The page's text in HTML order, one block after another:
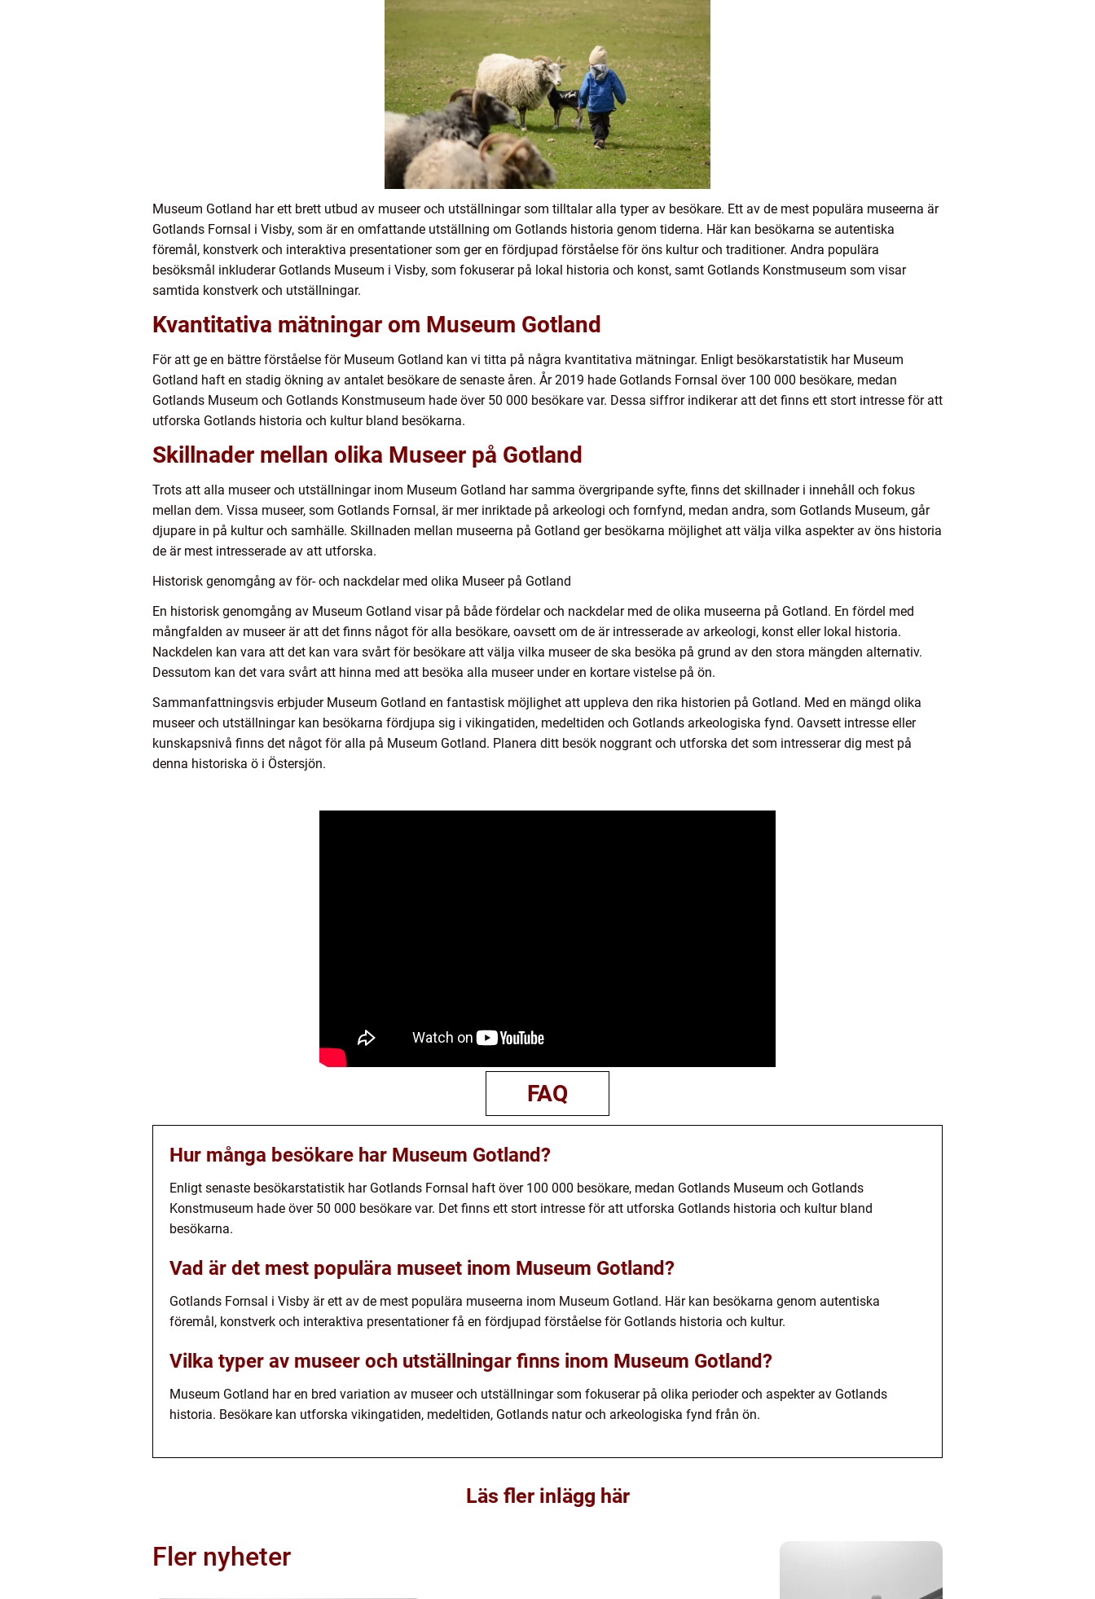
Museum Gotland har ett brett utbud av museer och utställningar som tilltalar alla typer av besökare. Ett av de mest populära museerna är
Gotlands Fornsal i Visby, som är en omfattande utställning om Gotlands historia genom tiderna. Här kan besökarna se autentiska
föremål, konstverk och interaktiva presentationer som ger en fördjupad förståelse för öns kultur och traditioner. Andra populära
besöksmål inkluderar Gotlands Museum i Visby, som fokuserar på lokal historia och konst, samt Gotlands Konstmuseum som visar
samtida konstverk och utställningar.
Kvantitativa mätningar om Museum Gotland
För att ge en bättre förståelse för Museum Gotland kan vi titta på några kvantitativa mätningar. Enligt besökarstatistik har Museum
Gotland haft en stadig ökning av antalet besökare de senaste åren. År 2019 hade Gotlands Fornsal över 100 000 besökare, medan
Gotlands Museum och Gotlands Konstmuseum hade över 50 000 besökare var. Dessa siffror indikerar att det finns ett stort intresse för att
utforska Gotlands historia och kultur bland besökarna.
Skillnader mellan olika Museer på Gotland
Trots att alla museer och utställningar inom Museum Gotland har samma övergripande syfte, finns det skillnader i innehåll och fokus
mellan dem. Vissa museer, som Gotlands Fornsal, är mer inriktade på arkeologi och fornfynd, medan andra, som Gotlands Museum, går
djupare in på kultur och samhälle. Skillnaden mellan museerna på Gotland ger besökarna möjlighet att välja vilka aspekter av öns historia
de är mest intresserade av att utforska.
Historisk genomgång av för- och nackdelar med olika Museer på Gotland
En historisk genomgång av Museum Gotland visar på både fördelar och nackdelar med de olika museerna på Gotland. En fördel med
mångfalden av museer är att det finns något för alla besökare, oavsett om de är intresserade av arkeologi, konst eller lokal historia.
Nackdelen kan vara att det kan vara svårt för besökare att välja vilka museer de ska besöka på grund av den stora mängden alternativ.
Dessutom kan det vara svårt att hinna med att besöka alla museer under en kortare vistelse på ön.
Sammanfattningsvis erbjuder Museum Gotland en fantastisk möjlighet att uppleva den rika historien på Gotland. Med en mängd olika
museer och utställningar kan besökarna fördjupa sig i vikingatiden, medeltiden och Gotlands arkeologiska fynd. Oavsett intresse eller
kunskapsnivå finns det något för alla på Museum Gotland. Planera ditt besök noggrant och utforska det som intresserar dig mest på
denna historiska ö i Östersjön.
FAQ
Hur många besökare har Museum Gotland?
Enligt senaste besökarstatistik har Gotlands Fornsal haft över 100 000 besökare, medan Gotlands Museum och Gotlands
Konstmuseum hade över 50 000 besökare var. Det finns ett stort intresse för att utforska Gotlands historia och kultur bland
besökarna.
Vad är det mest populära museet inom Museum Gotland?
Gotlands Fornsal i Visby är ett av de mest populära museerna inom Museum Gotland. Här kan besökarna genom autentiska
föremål, konstverk och interaktiva presentationer få en fördjupad förståelse för Gotlands historia och kultur.
Vilka typer av museer och utställningar finns inom Museum Gotland?
Museum Gotland har en bred variation av museer och utställningar som fokuserar på olika perioder och aspekter av Gotlands
historia. Besökare kan utforska vikingatiden, medeltiden, Gotlands natur och arkeologiska fynd från ön.
Läs fler inlägg här
Fler nyheter